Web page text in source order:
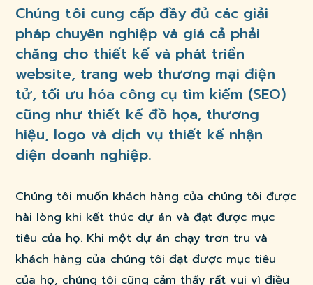
Chúng tôi cung cấp đầy đủ các giải
pháp chuyên nghiệp và giá cả phải
chăng cho thiết kế và phát triển
website, trang web thương mại điện
tử, tối ưu hóa công cụ tìm kiếm (SEO)
cũng như thiết kế đồ họa, thương
hiệu, logo và dịch vụ thiết kế nhận
diện doanh nghiệp.
Chúng tôi muốn khách hàng của chúng tôi được
hài lòng khi kết thúc dự án và đạt được mục
tiêu của họ. Khi một dự án chạy trơn tru và
khách hàng của chúng tôi đạt được mục tiêu
của họ, chúng tôi cũng cảm thấy rất vui vì điều